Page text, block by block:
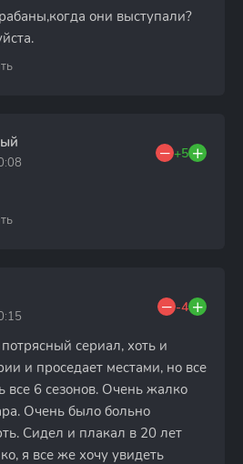
они выступали?
+5
-4
сериал, хоть и
и проседает местами, но все
все 6 сезонов. Очень жалко
Очень было больно
Сидел и плакал в 20 лет
я все же хочу увидеть